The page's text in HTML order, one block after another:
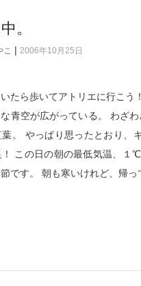
。
こ | 2006年10月25日
たら歩いてアトリエに行こ
青空が広がっている。 わざ
。 やっぱり思ったとおり、
この日の朝の最低気温、１
節です。 朝も寒いけれど、